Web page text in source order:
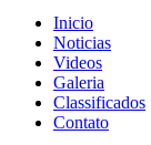
Inicio
Noticias
Videos
Galeria
Classificados
Contato